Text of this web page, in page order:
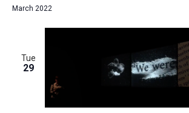
Views
Navigation
date.
March 2022
Tue
29